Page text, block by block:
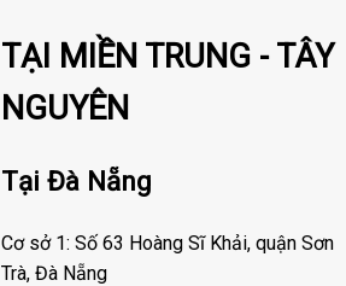
TẠI MIỀN TRUNG - TÂY
NGUYÊN
Tại Đà Nẵng
Cơ sở 1: Số 63 Hoàng Sĩ Khải, quận Sơn
Trà, Đà Nẵng